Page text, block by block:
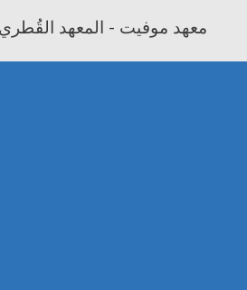
معهد موفيت - المعهد القُطري